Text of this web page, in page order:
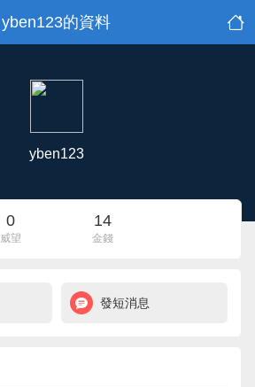
yben123的資料
yben123
0
威望
14
金錢
發短消息